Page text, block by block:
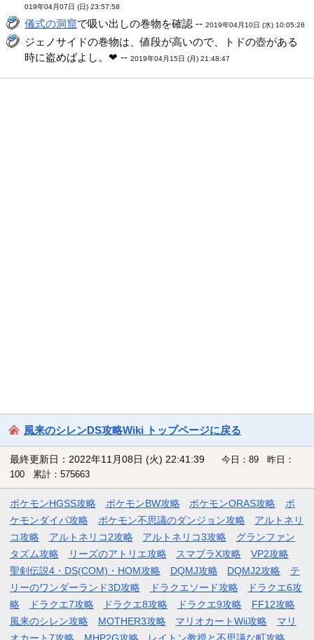
019年04月07日 (日) 23:57:58
儀式の洞窟で吸い出しの巻物を確認 --2019年04月10日 (水) 10:05:26
ジェノサイドの巻物は、値段が高いので、トドの壺がある
時に盗めばよし。❤ --2019年04月15日 (月) 21:48:47
風来のシレンDS攻略Wiki トップページに戻る
最終更新日：2022年11月08日 (火) 22:41:39
今日：89 昨日：
100 累計：575663
ポケモンHGSS攻略 ポケモンBW攻略 ポケモンORAS攻略
ポ
ケモンダイパ攻略
ポケモン不思議のダンジョン攻略
アルトネリ
コ攻略
アルトネリコ2攻略 アルトネリコ3攻略
グランファン
タズム攻略
リーズのアトリエ攻略 スマブラX攻略
VP2攻略
聖剣伝説4・DS(COM)・HOM攻略
DQMJ攻略 DQMJ2攻略
テ
リーのワンダーランド3D攻略
ドラクエソード攻略
ドラクエ6攻
略
ドラクエ7攻略 ドラクエ8攻略 ドラクエ9攻略
FF12攻略
風来のシレン攻略
MOTHER3攻略 マリオカートWii攻略
マリ